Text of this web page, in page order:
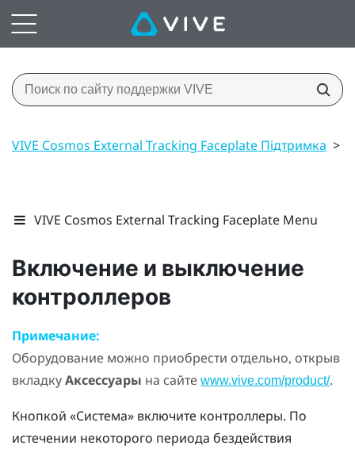
VIVE Cosmos External Tracking Faceplate Підтримка >
VIVE Cosmos External Tracking Faceplate Menu
Включение и выключение
контроллеров
Примечание:
Оборудование можно приобрести отдельно, открыв
вкладкуАксессуары на сайте www.vive.com/product/.
Кнопкой «Система» включите контроллеры. По
истечении некоторого периода бездействия